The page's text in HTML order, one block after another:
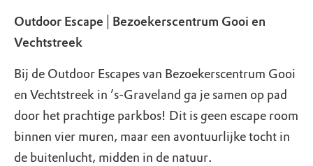
Outdoor Escape│Bezoekerscentrum Gooi en
Vechtstreek
Bij de Outdoor Escapes van Bezoekerscentrum Gooi
en Vechtstreek in ’s-Graveland ga je samen op pad
door het prachtige parkbos! Dit is geen escape room
binnen vier muren, maar een avontuurlijke tocht in
de buitenlucht, midden in de natuur.